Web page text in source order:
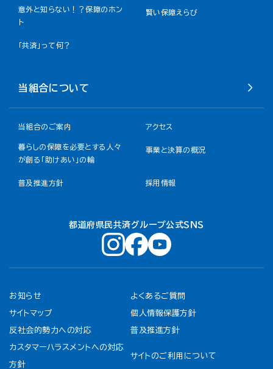
意外と知らない！？保障のホン
ト
賢い保障えらび
「共済」って何？
当組合について
当組合のご案内 アクセス
暮らしの保障を必要とする人々
が創る「助けあい」の輪
事業と決算の概況
普及推進方針 採用情報
都道府県民共済グループ公式ＳＮＳ
お知らせ よくあるご質問
サイトマップ 個人情報保護方針
反社会的勢力への対応 普及推進方針
カスタマーハラスメントへの対応
方針
サイトのご利用について